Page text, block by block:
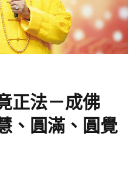
正法－成佛
、圓滿、圓覺